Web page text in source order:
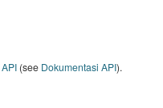
API(see Dokumentasi API).